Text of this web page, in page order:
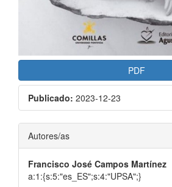
PDF
Publicado: 2023-12-23
Contenido
principal
del
Autores/as
Francisco José Campos Martínez
a:1:{s:5:"es_ES";s:4:"UPSA";}